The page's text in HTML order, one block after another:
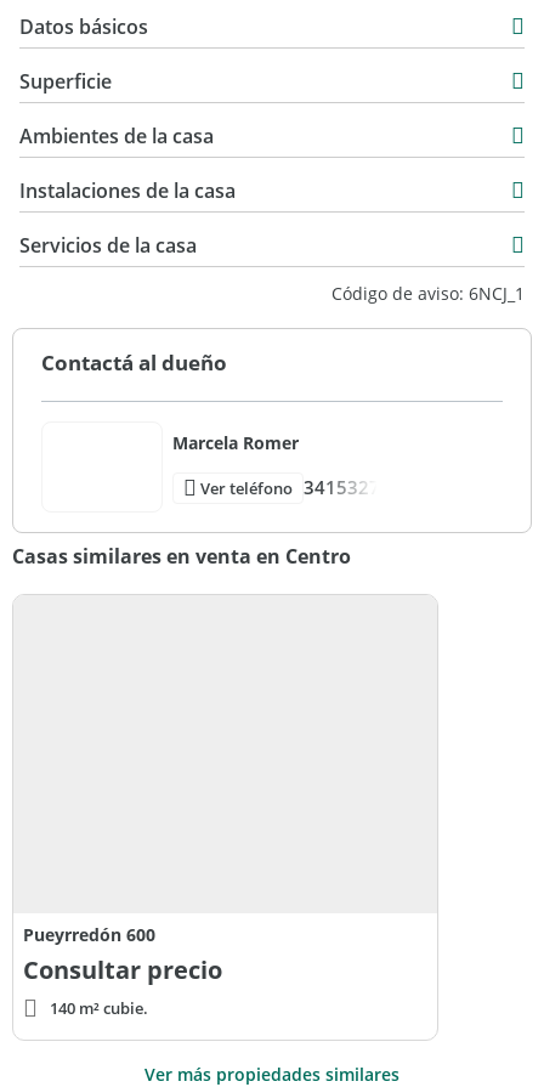
Datos básicos
Venta
Superficie
94 m2
2 m2
Ambientes de la casa
Instalaciones de la casa
Servicios de la casa
Código de aviso: 6NCJ_1
Contactá al dueño
Marcela Romer
Ver teléfono 3415327
Casas similares en venta en Centro
Pueyrredón 600
Consultar precio
140 m² cubie.
Ver más propiedades similares